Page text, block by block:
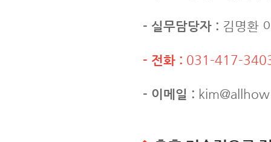
- 실무담당자 : 김명환
- 전화 : 031-417-
- 이메일 :